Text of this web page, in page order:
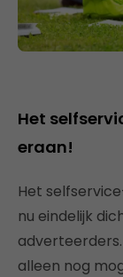
Het
eraan!
Het
nu eindelijk
alleen nog